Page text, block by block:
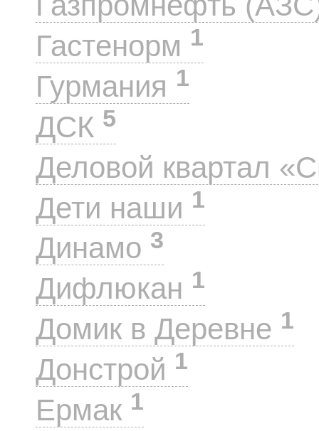
Гастенорм 1
Гурмания 1
ДСК 5
Деловой квартал
Дети наши 1
Динамо 3
Дифлюкан 1
Домик в Деревне 1
Донстрой 1
Ермак 1